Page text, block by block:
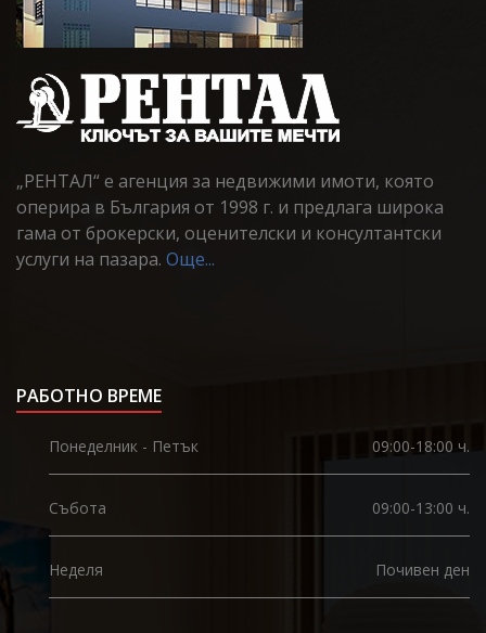
„РЕНТАЛ“ е агенция за недвижими имоти, която
оперира в България от 1998 г. и предлага широка
гама от брокерски, оценителски и консултантски
услуги на пазара. Още...
РАБОТНО ВРЕМЕ
Понеделник - Петък 09:00-18:00 ч.
Събота 09:00-13:00 ч.
Неделя Почивен ден